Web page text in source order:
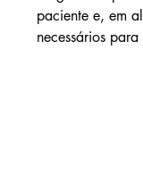
paciente e, em
necessários